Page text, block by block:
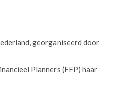
georganiseerd door
Planners (FFP) haar